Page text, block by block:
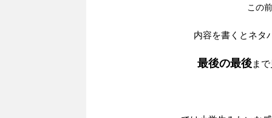
この
内容を書くとネタ
最後の最後まで